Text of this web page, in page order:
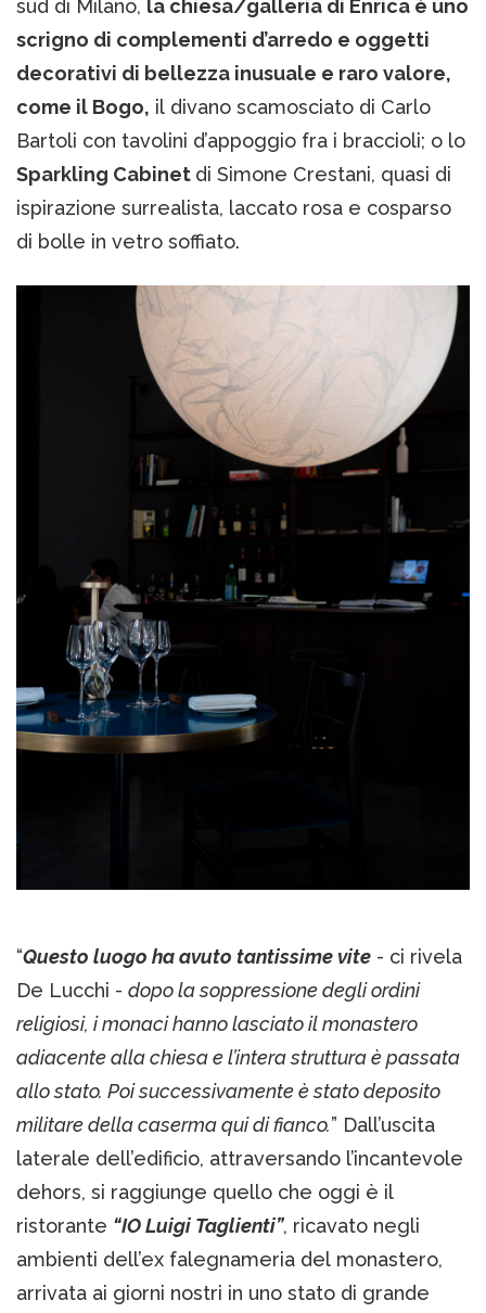
sud di Milano, la chiesa/galleria di Enrica è uno
scrigno di complementi d’arredo e oggetti
decorativi di bellezza inusuale e raro valore,
come il Bogo, il divano scamosciato di Carlo
Bartoli con tavolini d’appoggio fra i braccioli; o lo
Sparkling Cabinet di Simone Crestani, quasi di
ispirazione surrealista, laccato rosa e cosparso
di bolle in vetro soffiato.
“Questo luogo ha avuto tantissime vite - ci rivela
De Lucchi - dopo la soppressione degli ordini
religiosi, i monaci hanno lasciato il monastero
adiacente alla chiesa e l’intera struttura è passata
allo stato. Poi successivamente è stato deposito
militare della caserma qui di fianco.” Dall’uscita
laterale dell’edificio, attraversando l’incantevole
dehors, si raggiunge quello che oggi è il
ristorante “IO Luigi Taglienti”, ricavato negli
ambienti dell’ex falegnameria del monastero,
arrivata ai giorni nostri in uno stato di grande